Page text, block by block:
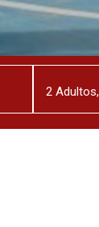
2Adultos,